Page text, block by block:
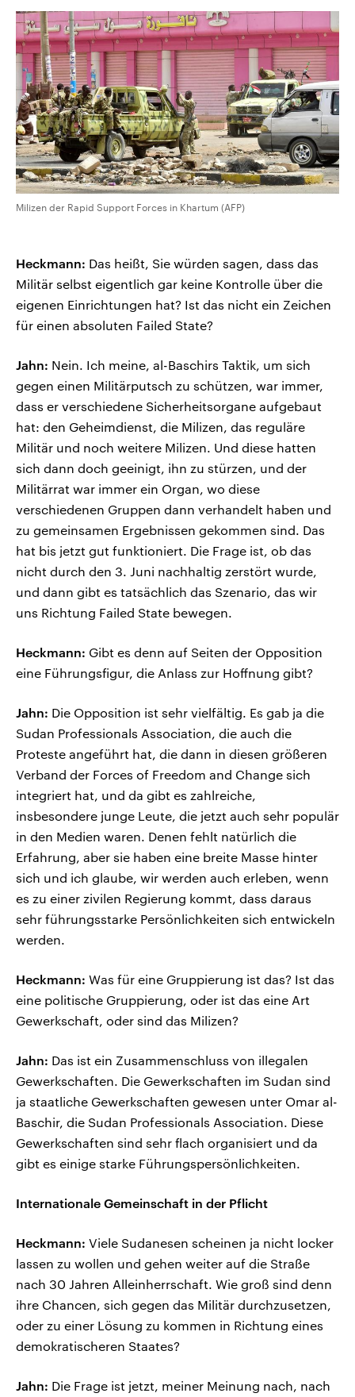
Milizen der Rapid Support Forces in Khartum (AFP)
Heckmann: Das heißt, Sie würden sagen, dass das
Militär selbst eigentlich gar keine Kontrolle über die
eigenen Einrichtungen hat? Ist das nicht ein Zeichen
für einen absoluten Failed State?
Jahn: Nein. Ich meine, al-Baschirs Taktik, um sich
gegen einen Militärputsch zu schützen, war immer,
dass er verschiedene Sicherheitsorgane aufgebaut
hat: den Geheimdienst, die Milizen, das reguläre
Militär und noch weitere Milizen. Und diese hatten
sich dann doch geeinigt, ihn zu stürzen, und der
Militärrat war immer ein Organ, wo diese
verschiedenen Gruppen dann verhandelt haben und
zu gemeinsamen Ergebnissen gekommen sind. Das
hat bis jetzt gut funktioniert. Die Frage ist, ob das
nicht durch den 3. Juni nachhaltig zerstört wurde,
und dann gibt es tatsächlich das Szenario, das wir
uns Richtung Failed State bewegen.
Heckmann: Gibt es denn auf Seiten der Opposition
eine Führungsfigur, die Anlass zur Hoffnung gibt?
Jahn: Die Opposition ist sehr vielfältig. Es gab ja die
Sudan Professionals Association, die auch die
Proteste angeführt hat, die dann in diesen größeren
Verband der Forces of Freedom and Change sich
integriert hat, und da gibt es zahlreiche,
insbesondere junge Leute, die jetzt auch sehr populär
in den Medien waren. Denen fehlt natürlich die
Erfahrung, aber sie haben eine breite Masse hinter
sich und ich glaube, wir werden auch erleben, wenn
es zu einer zivilen Regierung kommt, dass daraus
sehr führungsstarke Persönlichkeiten sich entwickeln
werden.
Heckmann: Was für eine Gruppierung ist das? Ist das
eine politische Gruppierung, oder ist das eine Art
Gewerkschaft, oder sind das Milizen?
Jahn: Das ist ein Zusammenschluss von illegalen
Gewerkschaften. Die Gewerkschaften im Sudan sind
ja staatliche Gewerkschaften gewesen unter Omar al-
Baschir, die Sudan Professionals Association. Diese
Gewerkschaften sind sehr flach organisiert und da
gibt es einige starke Führungspersönlichkeiten.
Internationale Gemeinschaft in der Pflicht
Heckmann: Viele Sudanesen scheinen ja nicht locker
lassen zu wollen und gehen weiter auf die Straße
nach 30 Jahren Alleinherrschaft. Wie groß sind denn
ihre Chancen, sich gegen das Militär durchzusetzen,
oder zu einer Lösung zu kommen in Richtung eines
demokratischeren Staates?
Jahn: Die Frage ist jetzt, meiner Meinung nach, nach